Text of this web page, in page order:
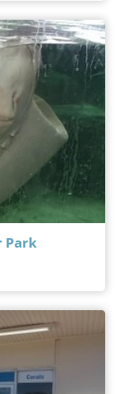
Park